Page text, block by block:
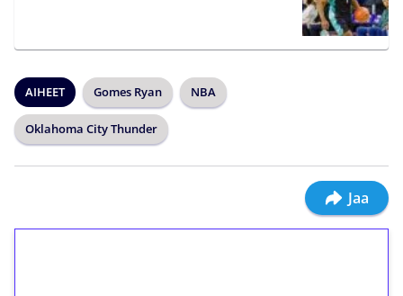
AIHEET Gomes Ryan NBA
Oklahoma City Thunder
Jaa